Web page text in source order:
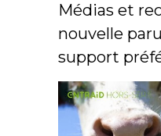
Médias et
nouvelle
support